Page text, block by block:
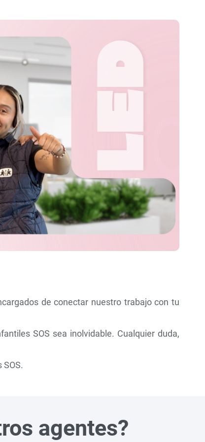
de conectar nuestro trabajo con tu
SOS sea inolvidable. Cualquier duda,
agentes?